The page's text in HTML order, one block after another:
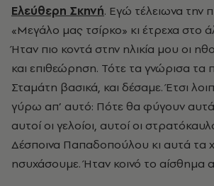
Ελεύθερη Σκηνή. Εγώ τέλειωνα την
«Μεγάλο μας τσίρκο» κι έτρεχα στο
Ήταν πιο κοντά στην ηλικία μου οι
και επιθεώρηση. Τότε τα γνώρισα τα
Σταμάτη βασικά, και δέσαμε. Έτσι
γύρω απ’ αυτό: Πότε θα φύγουν
αυτοί οι γελοίοι, αυτοί οι
Δέσποινα Παπαδοπούλου κι αυτά τα
ησυχάσουμε. Ήταν κοινό το αίσθημα